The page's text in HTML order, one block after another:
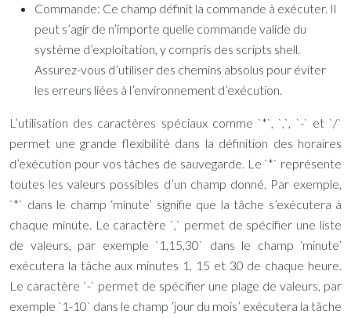
Commande: Ce champ définit la commande à exécuter. Il
peut s’agir de n’importe quelle commande valide du
système d’exploitation, y compris des scripts shell.
Assurez-vous d’utiliser des chemins absolus pour éviter
les erreurs liées à l’environnement d’exécution.
L’utilisation des caractères spéciaux comme `*`, `,`, `-` et `/`
permet une grande flexibilité dans la définition des horaires
d’exécution pour vos tâches de sauvegarde. Le `*` représente
toutes les valeurs possibles d’un champ donné. Par exemple,
`*` dans le champ ‘minute’ signifie que la tâche s’exécutera à
chaque minute. Le caractère `,` permet de spécifier une liste
de valeurs, par exemple `1,15,30` dans le champ ‘minute’
exécutera la tâche aux minutes 1, 15 et 30 de chaque heure.
Le caractère `-` permet de spécifier une plage de valeurs, par
exemple `1-10` dans le champ ‘jour du mois’ exécutera la tâche